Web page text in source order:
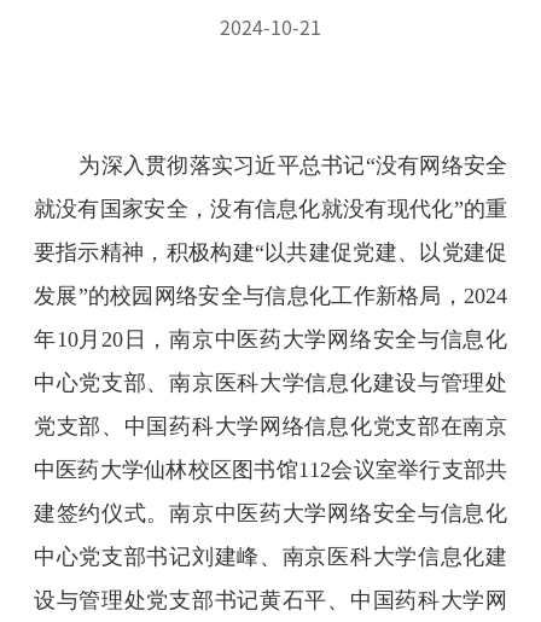
2024-10-21
为深入贯彻落实习近平总书记“没有网络安全
就没有国家安全，没有信息化就没有现代化”的重
要指示精神，积极构建“以共建促党建、以党建促
发展”的校园网络安全与信息化工作新格局，2024
年10月20 日，南京中医药大学网络安全与信息化
中心党支部、南京医科大学信息化建设与管理处
党支部、中国药科大学网络信息化党支部在南京
中医药大学仙林校区图书馆112会议室举行支部共
建签约仪式。南京中医药大学网络安全与信息化
中心党支部书记刘建峰、南京医科大学信息化建
设与管理处党支部书记黄石平、中国药科大学网